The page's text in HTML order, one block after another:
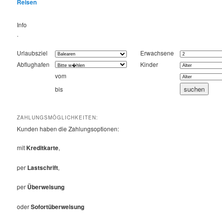
Reisen
Info
.
Urlaubsziel
Erwachsene
Abflughafen
Kinder
vom
bis
ZAHLUNGSMÖGLICHKEITEN:
Kunden haben die Zahlungsoptionen:
mitKreditkarte,
per Lastschrift,
per Überweisung
oderSofortüberweisung